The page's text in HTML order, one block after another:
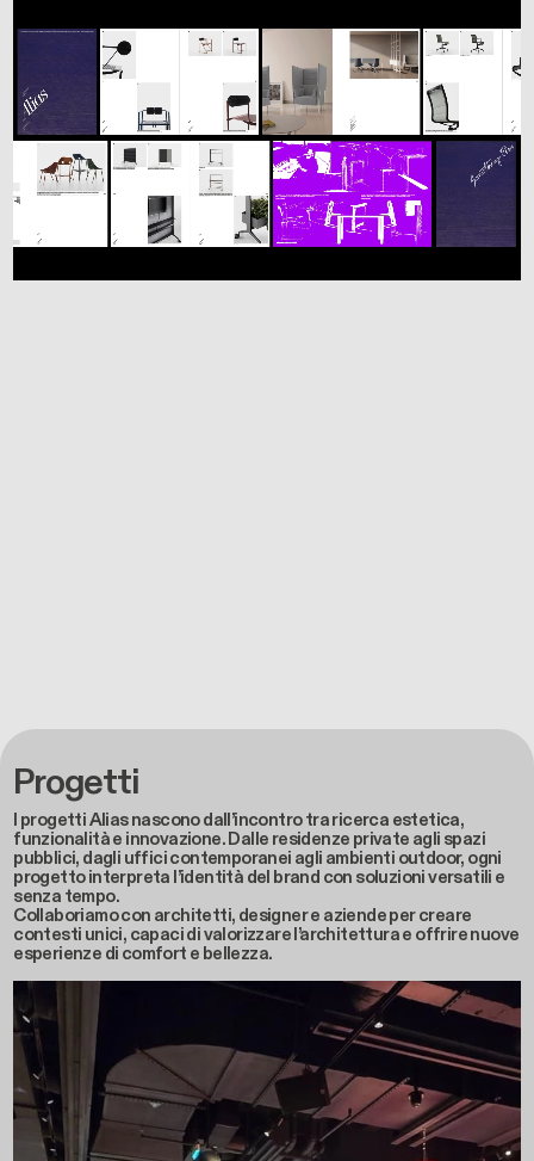
Progetti
I progetti Alias nascono dall’incontro tra ricerca estetica,
funzionalità e innovazione. Dalle residenze private agli spazi
pubblici, dagli uffici contemporanei agli ambienti outdoor, ogni
progetto interpreta l’identità del brand con soluzioni versatili e
senza tempo.
Collaboriamo con architetti, designer e aziende per creare
contesti unici, capaci di valorizzare l’architettura e offrire nuove
esperienze di comfort e bellezza.